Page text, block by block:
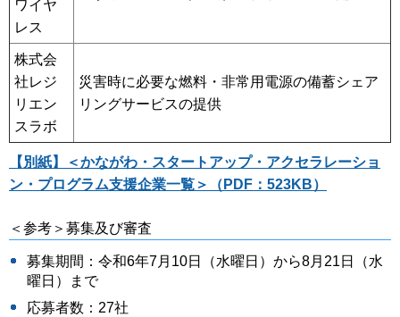
ワイヤ
レス
株式会
社レジ
リエン
スラボ
災害時に必要な燃料・非常用電源の備蓄シェア
リングサービスの提供
【別紙】＜かながわ・スタートアップ・アクセラレーショ
ン・プログラム支援企業一覧＞（PDF：523KB）
＜参考＞募集及び審査
募集期間：令和6年7月10日（水曜日）から8月21日（水
曜日）まで
応募者数：27社